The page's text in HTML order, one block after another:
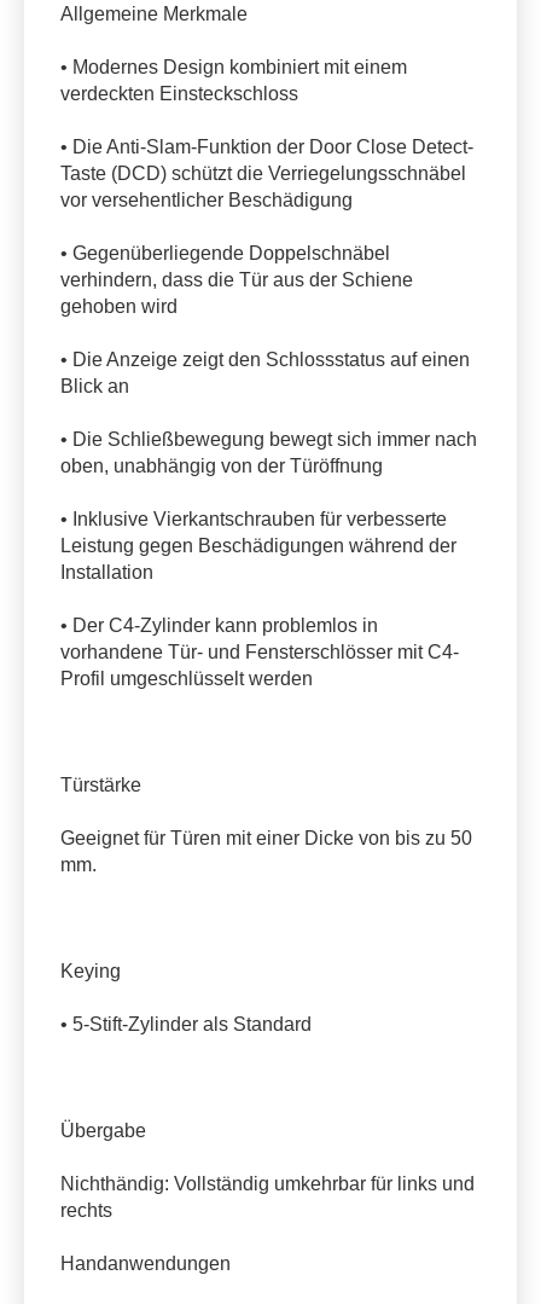
Allgemeine Merkmale
• Modernes Design kombiniert mit einem
verdeckten Einsteckschloss
• Die Anti-Slam-Funktion der Door Close Detect-
Taste (DCD) schützt die Verriegelungsschnäbel
vor versehentlicher Beschädigung
• Gegenüberliegende Doppelschnäbel
verhindern, dass die Tür aus der Schiene
gehoben wird
• Die Anzeige zeigt den Schlossstatus auf einen
Blick an
• Die Schließbewegung bewegt sich immer nach
oben, unabhängig von der Türöffnung
• Inklusive Vierkantschrauben für verbesserte
Leistung gegen Beschädigungen während der
Installation
• Der C4-Zylinder kann problemlos in
vorhandene Tür- und Fensterschlösser mit C4-
Profil umgeschlüsselt werden
Türstärke
Geeignet für Türen mit einer Dicke von bis zu 50
mm.
Keying
• 5-Stift-Zylinder als Standard
Übergabe
Nichthändig: Vollständig umkehrbar für links und
rechts
Handanwendungen